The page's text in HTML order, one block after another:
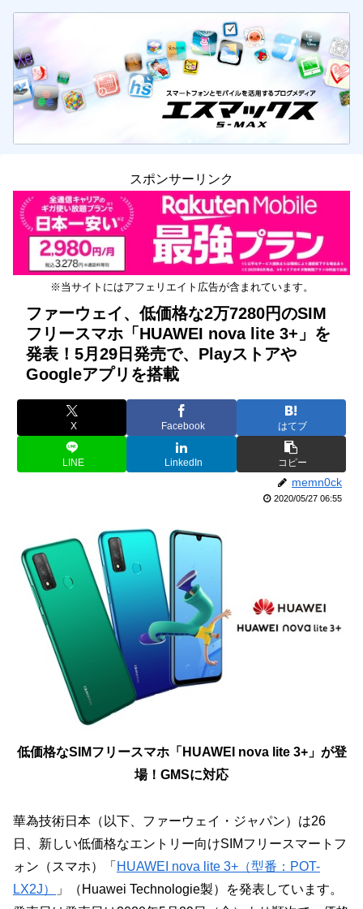
スポンサーリンク
※当サイトにはアフェリエイト広告が含まれています。
ファーウェイ、低価格な2万7280円のSIM
フリースマホ「HUAWEI nova lite 3+」を
発表！5月29日発売で、Playストアや
Googleアプリを搭載
X Facebook はてブ
LINE LinkedIn コピー
memn0ck
2020/05/27 06:55
低価格なSIMフリースマホ「HUAWEI nova lite 3+」が登
場！GMSに対応
華為技術日本（以下、ファーウェイ・ジャパン）は26
日、新しい低価格なエントリー向けSIMフリースマートフ
ォン（スマホ）「 HUAWEI nova lite 3+（型番：POT-
LX2J）
」（Huawei Technologie製）を発表しています。